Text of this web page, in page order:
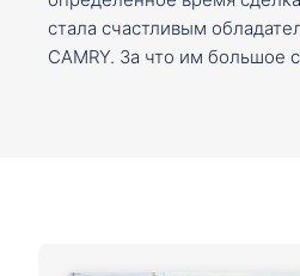
стала счастливым
CAMRY. За что им большое